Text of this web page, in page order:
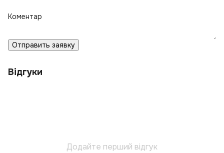
Коментар
Отправить заявку
Відгуки
Додайте перший відгук